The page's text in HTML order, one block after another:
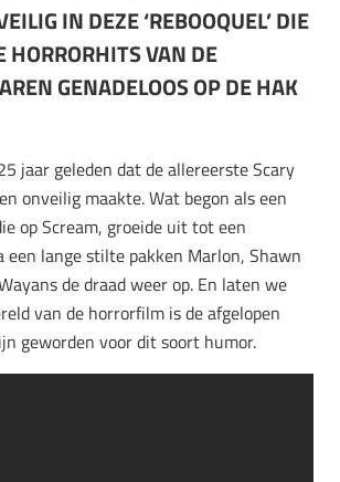
IN DEZE ‘REBOOQUEL’ DIE
HORRORHITS VAN DE
GENADELOOS OP DE HAK
jaar geleden dat de allereerste Scary
onveilig maakte. Wat begon als een
op Scream, groeide uit tot een
een lange stilte pakken Marlon, Shawn
de draad weer op. En laten we
van de horrorfilm is de afgelopen
geworden voor dit soort humor.